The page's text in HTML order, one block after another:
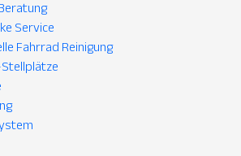
Service
Fahrrad Reinigung